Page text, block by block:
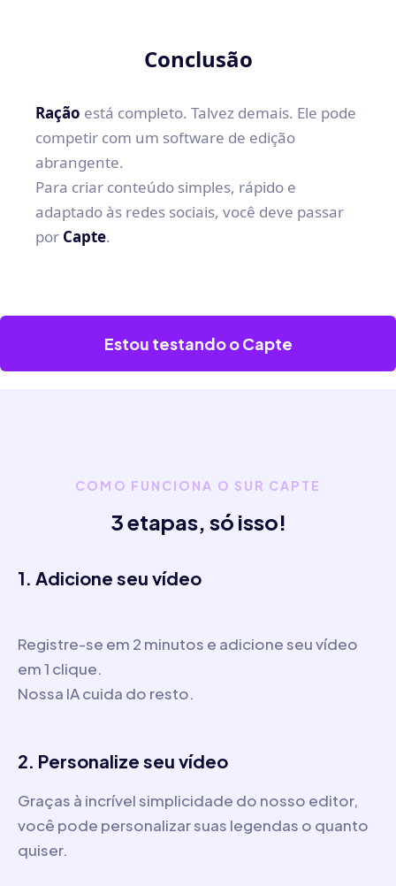
Conclusão
Ração está completo. Talvez demais. Ele pode
competir com um software de edição
abrangente.
Para criar conteúdo simples, rápido e
adaptado às redes sociais, você deve passar
por Capte.
Estou testando o Capte
COMO FUNCIONA O SUR CAPTE
3 etapas, só isso!
1. Adicione seu vídeo
Registre-se em 2 minutos e adicione seu vídeo
em 1 clique.
Nossa IA cuida do resto.
2. Personalize seu vídeo
Graças à incrível simplicidade do nosso editor,
você pode personalizar suas legendas o quanto
quiser.